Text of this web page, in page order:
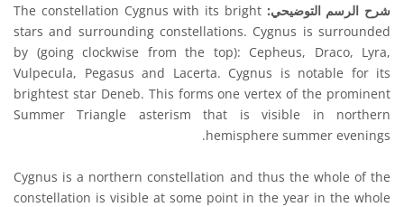
شرح الرسم التوضيحي: The constellation Cygnus with its bright
stars and surrounding constellations. Cygnus is surrounded
by (going clockwise from the top): Cepheus, Draco, Lyra,
Vulpecula, Pegasus and Lacerta. Cygnus is notable for its
brightest star Deneb. This forms one vertex of the prominent
Summer Triangle asterism that is visible in northern
hemisphere summer evenings.
Cygnus is a northern constellation and thus the whole of the
constellation is visible at some point in the year in the whole